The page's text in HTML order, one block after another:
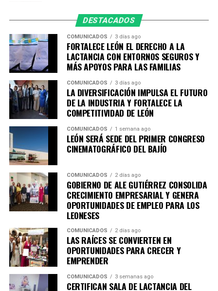
invita a reflexionar sobre la identidad, la creatividad y la
transformación cultural desde distintas disciplinas
artísticas.
Durante diez días, la ciudad será sede de 44 actividades
distribuidas en 20 espacios, con la participación de
artistas provenientes de México, Colombia, Estados
Unidos, Perú, España, Italia, Francia y Cuba.
Apenas termina el Encuentro Estatal de Teatro y León
continúa celebrando con otro de sus eventos culturales
más esperados.
Mucho más que exposiciones
FIACmx reúne una programación pensada para públicos
muy diversos. Entre las actividades encontrarás:
•Conciertos nacionales e internacionales
•Danza contemporánea
•Teatro
•Cine
•Instalaciones artísticas
•Conversatorios
•Talleres gratuitos
DESTACADOS
COMUNICADOS 3 días ago
FORTALECE LEÓN EL DERECHO A LA
LACTANCIA CON ENTORNOS SEGUROS Y
MÁS APOYOS PARA LAS FAMILIAS
COMUNICADOS 3 días ago
LA DIVERSIFICACIÓN IMPULSA EL FUTURO
DE LA INDUSTRIA Y FORTALECE LA
COMPETITIVIDAD DE LEÓN
COMUNICADOS 1 semana ago
LEÓN SERÁ SEDE DEL PRIMER CONGRESO
CINEMATOGRÁFICO DEL BAJÍO
COMUNICADOS 2 días ago
GOBIERNO DE ALE GUTIÉRREZ CONSOLIDA
CRECIMIENTO EMPRESARIAL Y GENERA
OPORTUNIDADES DE EMPLEO PARA LOS
LEONESES
COMUNICADOS 2 días ago
LAS RAÍCES SE CONVIERTEN EN
OPORTUNIDADES PARA CRECER Y
EMPRENDER
COMUNICADOS 3 semanas ago
CERTIFICAN SALA DE LACTANCIA DEL